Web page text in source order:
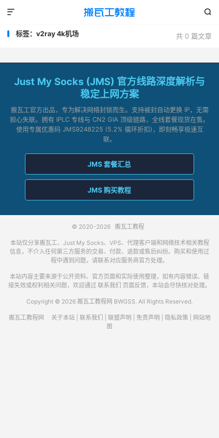


共 0 篇文章
标签：v2ray 4k机场
Just My Socks (JMS) 官方线路深度解析与
稳定上网方案
搬瓦工官方出品，专为解决网络封锁而生。支持被封自动更换 IP，无需
担心失联。拥有 IPLC 专线与 CN2 GIA 顶级链路，全线套餐现货在售。
使用专属优惠码 JMS9248225 (5.2% 循环折扣)，即刻畅享极速互
联。
JMS 套餐汇总
JMS 购买教程
© 2020-2026 搬瓦工教程
本站仅分享搬瓦工、Just My Socks、VPS、代理客户端和网络技术相关教程
信息，不介入任何第三方服务的交易、付款、退款或售后纠纷。购买和使用过
程中遇到问题，请联系对应服务商官方处理。
本站内容主要来源于公开资料、官方页面和实际使用整理，如有内容错误、链
接失效或权利相关问题，欢迎通过 联系我们 页面反馈，本站会尽快核对处理。
Copyright © 2026 搬瓦工教程网 BWGSS. All Rights Reserved.
搬瓦工教程网 关于本站| 联系我们 联盟声明 免责声明 隐私政策
网站地
图